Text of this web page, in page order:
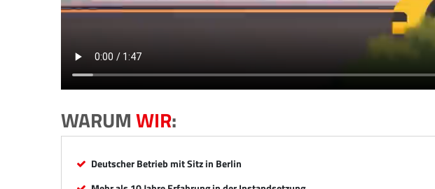
WARUMWIR:
Deutscher Betrieb mit Sitz in Berlin